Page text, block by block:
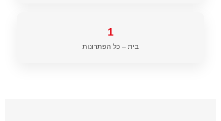
1
בית – כל הפתרונות